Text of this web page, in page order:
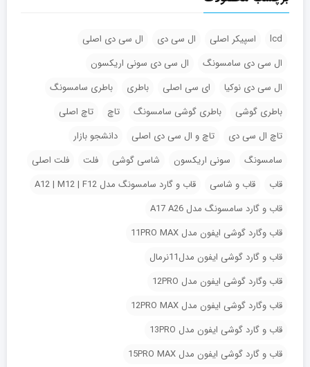
lcd اسپیکر اصلی ال سی دی
ال سی دی اصلی
ال سی دی سامسونگ
ال سی دی سونی اریکسون
ال سی دی نوکیا
ای سی اصلی باطری
باطری سامسونگ
باطری گوشی
باطری گوشی سامسونگ تاچ
تاچ اصلی
تاچ ال سی دی
تاچ و ال سی دی اصلی
دانشجو بازار
سامسونگ
سونی اریکسون شاسی گوشی فلت
فلت اصلی
قاب
قاب و شاسی
قاب و گارد سامسونگ مدل A12 | M12 | F12
قاب و گارد سامسونگ مدل A17 A26
قاب وگارد گوشی ایفون مدل 11PRO MAX
قاب و گارد گوشی ایفون مدل11نرمال
قاب وگارد گوشی ایفون مدل 12PRO
قاب وگارد گوشی ایفون مدل 12PRO MAX
قاب و گارد گوشی ایفون مدل 13PRO
قاب و گارد گوشی ایفون مدل 15PRO MAX